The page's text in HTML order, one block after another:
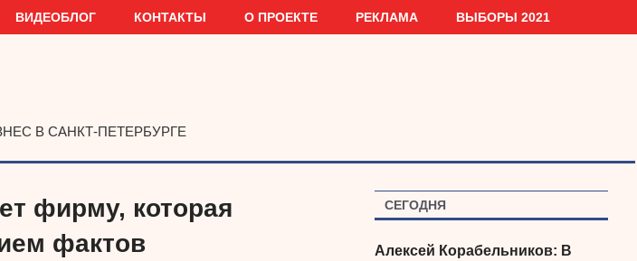
ВИДЕОБЛОГ КОНТАКТЫ О ПРОЕКТЕ РЕКЛАМА ВЫБОРЫ 2021
В САНКТ-ПЕТЕРБУРГЕ
фирму, которая
фактов
СЕГОДНЯ
Алексей Корабельников: В